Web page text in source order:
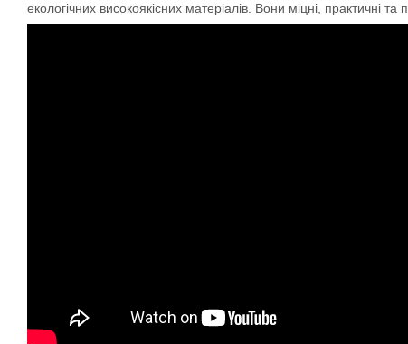
екологічних високоякісних матеріалів. Вони міцні, практичні